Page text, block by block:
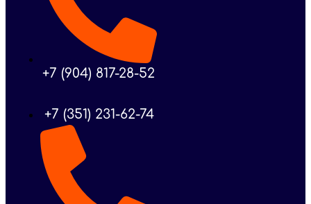
+7 (904) 817-28-52
+7 (351) 231-62-74